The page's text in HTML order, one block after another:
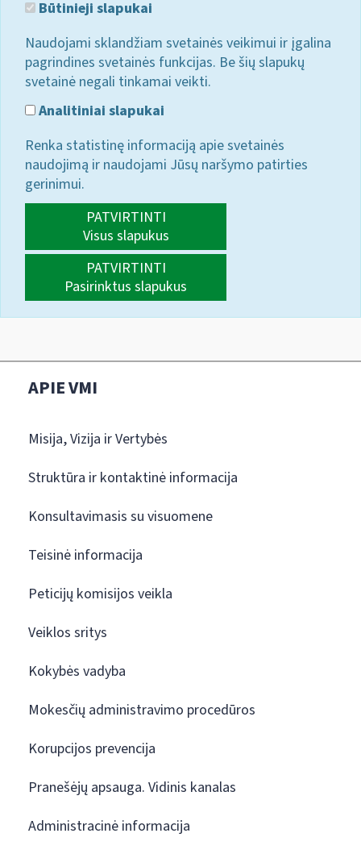
Būtinieji slapukai
Naudojami sklandžiam svetainės veikimui ir įgalina
pagrindines svetainės funkcijas. Be šių slapukų
svetainė negali tinkamai veikti.
Analitiniai slapukai
Renka statistinę informaciją apie svetainės
naudojimą ir naudojami Jūsų naršymo patirties
gerinimui.
PATVIRTINTI
Visus slapukus
PATVIRTINTI
Pasirinktus slapukus
APIE VMI
Misija, Vizija ir Vertybės
Struktūra ir kontaktinė informacija
Konsultavimasis su visuomene
Teisinė informacija
Peticijų komisijos veikla
Veiklos sritys
Kokybės vadyba
Mokesčių administravimo procedūros
Korupcijos prevencija
Pranešėjų apsauga. Vidinis kanalas
Administracinė informacija